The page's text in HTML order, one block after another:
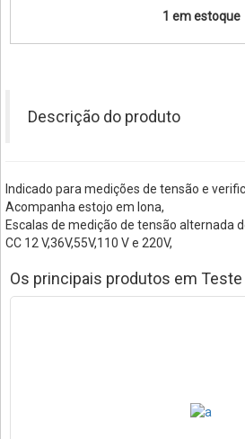
1 em estoque
Descrição do produto
Indicado para medições de tensão e
Acompanha estojo em lona,
Escalas de medição de tensão alternada
CC 12 V,36V,55V,110 V e 220V,
Os principais produtos em